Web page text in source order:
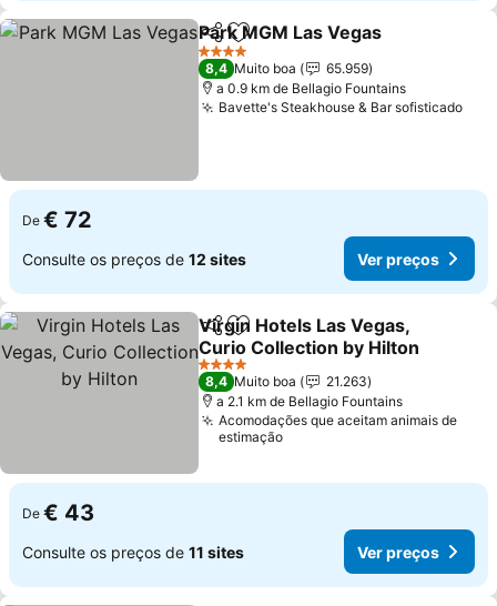
PartilharAdicionar aos favoritos
Park MGM Las Vegas
4 Estrelas
8,4 Muito boa
65.959
a 0.9 km de Bellagio Fountains
Bavette's Steakhouse & Bar sofisticadoVer
De € 72
Consulte os preços de 12 sites Ver preços
PartilharAdicionar aos favoritos
Virgin Hotels Las Vegas,
Curio Collection by Hilton
Ver preços
4 Estrelas
8,4 Muito boa
21.263
a 2.1 km de Bellagio Fountains
Acomodações que aceitam animais de
estimação
De € 43
Consulte os preços de 11 sites Ver preços